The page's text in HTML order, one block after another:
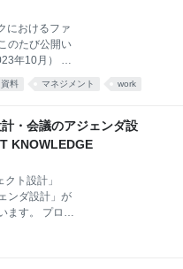
におけるファ
のたび公開い
年10月） 資
2020年の新型
の働き方を大
グなど、各自
ル（リモート
た。当時、社
、逆説的に
ました。そし
「働き方その
の3年間の大
資料 マネジメント work
・会議のアジェンダ設
KNOWLEDGE
ト設計」
ンダ設計」が
ます。 プロジ
はとても